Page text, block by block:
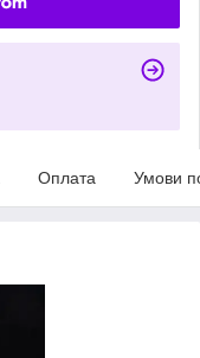
Оплата Умови